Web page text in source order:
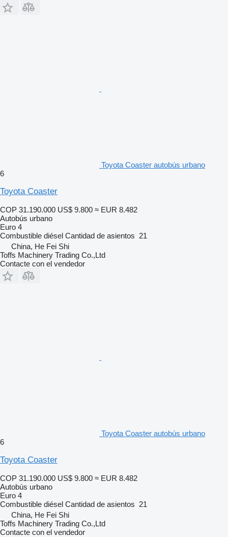
Toyota Coaster autobús urbano
6
Toyota Coaster
COP 31.190.000 US$ 9.800 ≈ EUR 8.482
Autobús urbano
Euro 4
Combustible diésel Cantidad de asientos 21
China, He Fei Shi
Toffs Machinery Trading Co.,Ltd
Contacte con el vendedor
Toyota Coaster autobús urbano
6
Toyota Coaster
COP 31.190.000 US$ 9.800 ≈ EUR 8.482
Autobús urbano
Euro 4
Combustible diésel Cantidad de asientos 21
China, He Fei Shi
Toffs Machinery Trading Co.,Ltd
Contacte con el vendedor